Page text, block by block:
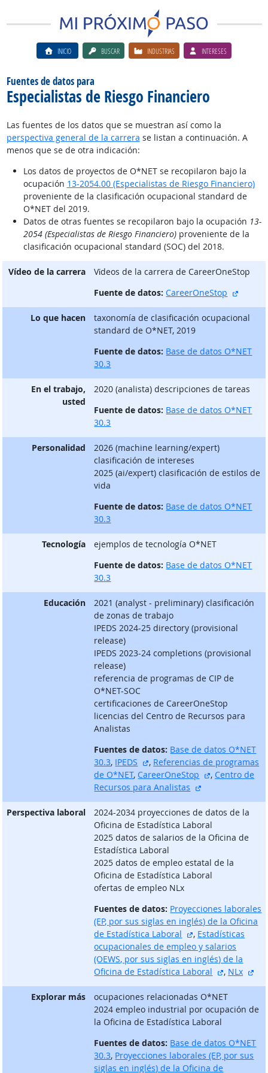
INICIO BUSCAR INDUSTRIAS INTERESES
Fuentes de datos para
Especialistas de Riesgo Financiero
Las fuentes de los datos que se muestran así como la
perspectiva general de la carrera se listan a continuación. A
menos que se de otra indicación:
Los datos de proyectos de O*NET se recopilaron bajo la
ocupación 13-2054.00 (Especialistas de Riesgo Financiero)
proveniente de la clasificación ocupacional standard de
O*NET del 2019.
Datos de otras fuentes se recopilaron bajo la ocupación 13-
2054 (Especialistas de Riesgo Financiero)proveniente de la
clasificación ocupacional standard (SOC) del 2018.
Vídeo de la carrera
Vίdeos de la carrera de CareerOneStop
Fuente de datos: CareerOneStop
Lo que hacen
taxonomía de clasificación ocupacional
standard de O*NET, 2019
Fuente de datos: Base de datos O*NET
30.3
En el trabajo,
usted
2020 (analista) descripciones de tareas
Fuente de datos: Base de datos O*NET
30.3
Personalidad
2026 (machine learning/expert)
clasificación de intereses
2025 (ai/expert) clasificación de estilos de
vida
Fuente de datos: Base de datos O*NET
30.3
Tecnología
ejemplos de tecnología O*NET
Fuente de datos: Base de datos O*NET
30.3
Educación
2021 (analyst - preliminary) clasificación
de zonas de trabajo
IPEDS 2024-25 directory (provisional
release)
IPEDS 2023-24 completions (provisional
release)
referencia de programas de CIP de
O*NET-SOC
certificaciones de CareerOneStop
licencias del Centro de Recursos para
Analistas
Fuentes de datos: Base de datos O*NET
30.3, IPEDS sitio externo
, Referencias de programas
de O*NET, CareerOneStop sitio externo
, Centro de
Recursos para Analistas
Perspectiva laboral
2024-2034 proyecciones de datos de la
Oficina de Estadística Laboral
2025 datos de salarios de la Oficina de
Estadística Laboral
2025 datos de empleo estatal de la
Oficina de Estadística Laboral
ofertas de empleo NLx
Fuentes de datos: Proyecciones laborales
(EP, por sus siglas en inglés) de la Oficina
de Estadística Laboral
sitio externo
, Estadísticas
ocupacionales de empleo y salarios
(OEWS, por sus siglas en inglés) de la
Oficina de Estadística Laboral
sitio
, NLx
Explorar más
ocupaciones relacionadas O*NET
2024 empleo industrial por ocupación de
la Oficina de Estadística Laboral
Fuentes de datos: Base de datos O*NET
30.3, Proyecciones laborales (EP, por sus
siglas en inglés) de la Oficina de